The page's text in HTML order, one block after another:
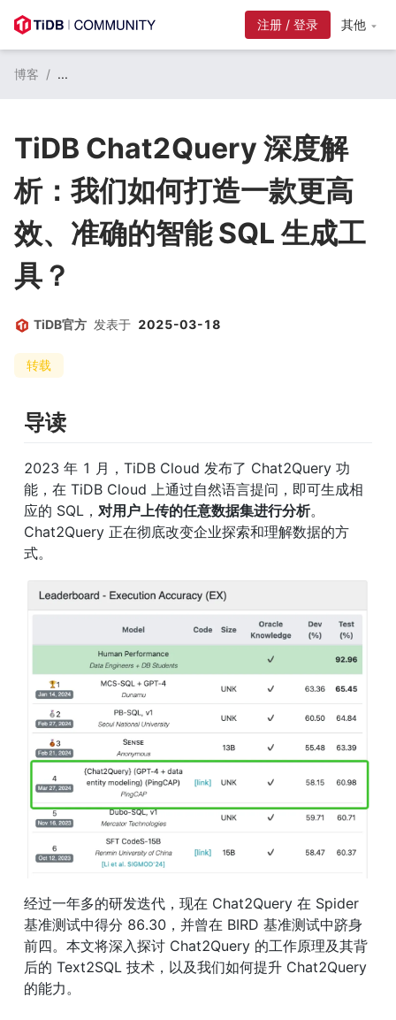
注册 / 登录 其他
博客 / ...
TiDB Chat2Query 深度解
析：我们如何打造一款更高
效、准确的智能 SQL 生成工
具？
TiDB官方 发表于 2025-03-18
转载
导读
2023 年 1 月，TiDB Cloud 发布了 Chat2Query 功
能，在 TiDB Cloud 上通过自然语言提问，即可生成相
应的 SQL， 对用户上传的任意数据集进行分析。
Chat2Query 正在彻底改变企业探索和理解数据的方
式。
经过一年多的研发迭代，现在 Chat2Query 在 Spider
基准测试中得分 86.30，并曾在 BIRD 基准测试中跻身
前四。本文将深入探讨 Chat2Query 的工作原理及其背
后的 Text2SQL 技术，以及我们如何提升 Chat2Query
的能力。